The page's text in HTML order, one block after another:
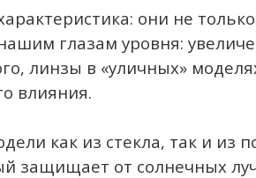
они не
глазам уровня:
линзы в «уличных»
влияния.
как из стекла, так и из
защищает от солнечных